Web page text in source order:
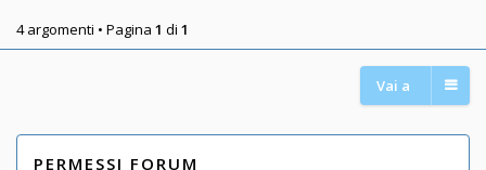
4 argomenti • Pagina 1 di 1
Vai a
PERMESSI FORUM